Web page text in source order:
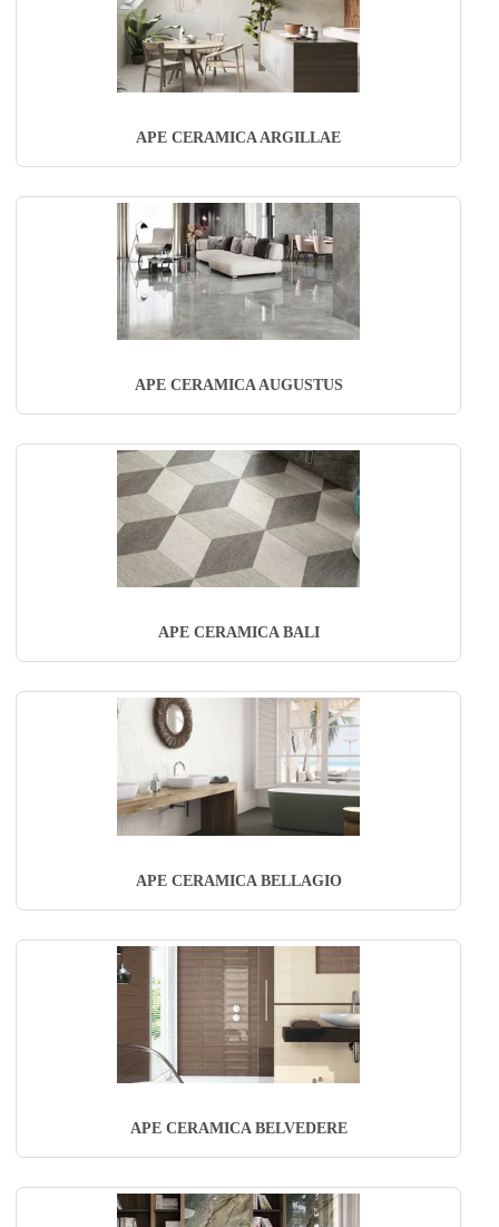
APE CERAMICA ARGILLAE
APE CERAMICA AUGUSTUS
APE CERAMICA BALI
APE CERAMICA BELLAGIO
APE CERAMICA BELVEDERE